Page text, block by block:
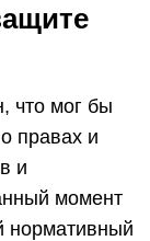
что мог бы
правах и
и
момент
нормативный